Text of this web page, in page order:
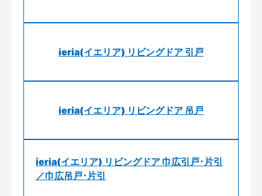
ieria(イエリア) リビングドア 引戸
ieria(イエリア) リビングドア 吊戸
ieria(イエリア) リビングドア 巾広引戸･片引
／巾広吊戸･片引